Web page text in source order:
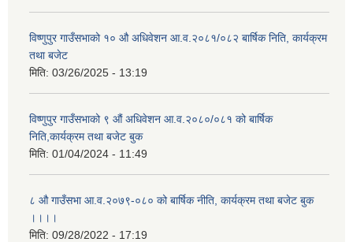
विष्णुपुर गाउँसभाको १० औ अधिवेशन आ.व.२०८१/०८२ बार्षिक निति, कार्यक्रम
तथा बजेट
मिति: 03/26/2025 - 13:19
विष्णुपुर गाउँसभाको ९ औं अधिवेशन आ.व.२०८०/०८१ को बार्षिक
निति,कार्यक्रम तथा बजेट बुक
मिति: 01/04/2024 - 11:49
८ औ गाउँसभा आ.व.२०७९-०८० को बार्षिक नीति, कार्यक्रम तथा बजेट बुक
।।।।
मिति: 09/28/2022 - 17:19